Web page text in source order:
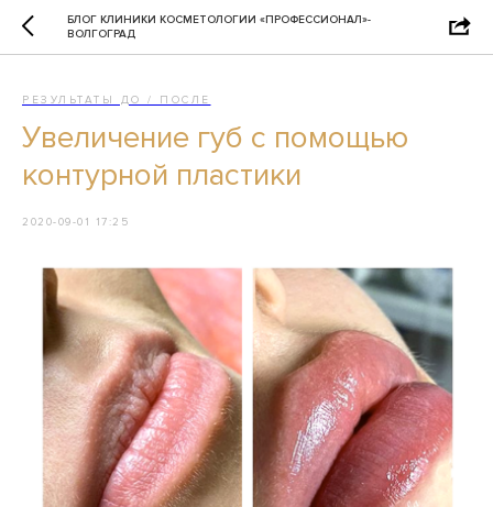
БЛОГ КЛИНИКИ КОСМЕТОЛОГИИ «ПРОФЕССИОНАЛ»-
ВОЛГОГРАД
РЕЗУЛЬТАТЫ ДО / ПОСЛЕ
Увеличение губ с помощью
контурной пластики
2020-09-01 17:25